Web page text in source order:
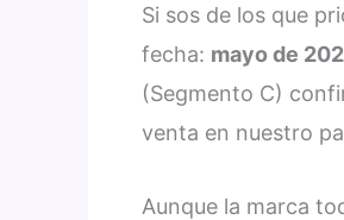
Si sos de los que
fecha: mayo de
(Segmento C)
venta en nuestro
Aunque la marca